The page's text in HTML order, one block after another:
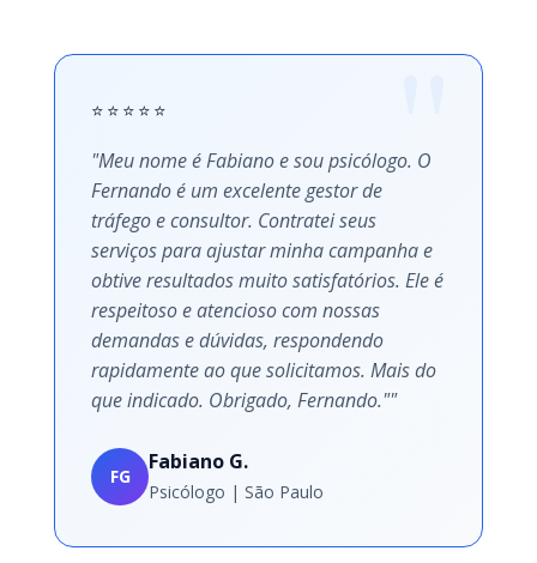
⭐⭐⭐⭐⭐
"Meu nome é Fabiano e sou psicólogo. O
Fernando é um excelente gestor de
tráfego e consultor. Contratei seus
serviços para ajustar minha campanha e
obtive resultados muito satisfatórios. Ele é
respeitoso e atencioso com nossas
demandas e dúvidas, respondendo
rapidamente ao que solicitamos. Mais do
que indicado. Obrigado, Fernando.""
FG
Fabiano G.
Psicólogo | São Paulo